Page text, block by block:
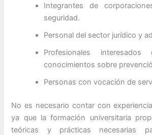
Integrantes de
seguridad.
Personal del sector jurídico y
Profesionales
conocimientos sobre
Personas con vocación de
No es necesario contar con
ya que la formación universitaria
teóricas y prácticas necesarias